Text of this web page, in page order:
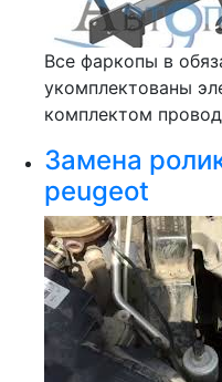
Все фаркопы в
укомплектованы
комплектом
Замена
peugeot